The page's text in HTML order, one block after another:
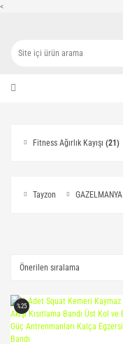
<
Fitness Ağırlık Kayışı (21)
Tayzon GAZELMANYA
%25